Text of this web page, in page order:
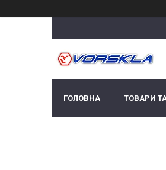
ГОЛОВНА ТОВАРИ